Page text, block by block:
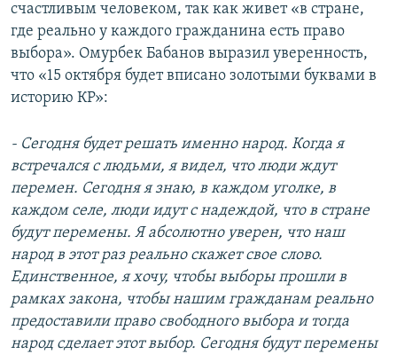
счастливым человеком, так как живет «в стране,
где реально у каждого гражданина есть право
выбора». Омурбек Бабанов выразил уверенность,
что «15 октября будет вписано золотыми буквами в
историю КР»:
- Сегодня будет решать именно народ. Когда я
встречался с людьми, я видел, что люди ждут
перемен. Сегодня я знаю, в каждом уголке, в
каждом селе, люди идут с надеждой, что в стране
будут перемены. Я абсолютно уверен, что наш
народ в этот раз реально скажет свое слово.
Единственное, я хочу, чтобы выборы прошли в
рамках закона, чтобы нашим гражданам реально
предоставили право свободного выбора и тогда
народ сделает этот выбор. Сегодня будут перемены